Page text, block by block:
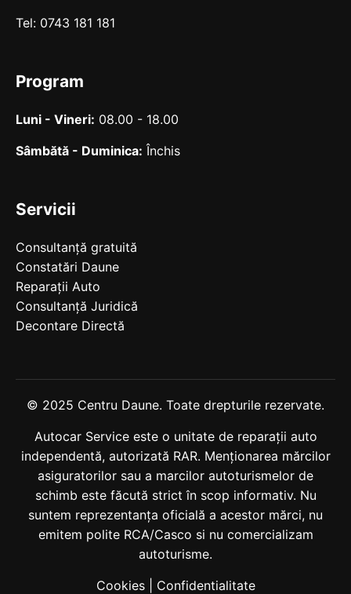
Tel: 0743 181 181
Program
Luni - Vineri: 08.00 - 18.00
Sâmbătă - Duminica: Închis
Servicii
Consultanță gratuită
Constatări Daune
Reparații Auto
Consultanță Juridică
Decontare Directă
© 2025 Centru Daune. Toate drepturile rezervate.
Autocar Service este o unitate de reparații auto
independentă, autorizată RAR. Menționarea mărcilor
asiguratorilor sau a marcilor autoturismelor de
schimb este făcută strict în scop informativ. Nu
suntem reprezentanța oficială a acestor mărci, nu
emitem polite RCA/Casco si nu comercializam
autoturisme.
Cookies| Confidentialitate